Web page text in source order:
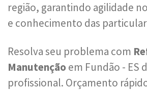
região, garantindo agilidade
e conhecimento das
Resolva seu problema com
Manutenção em Fundão - ES
profissional. Orçamento